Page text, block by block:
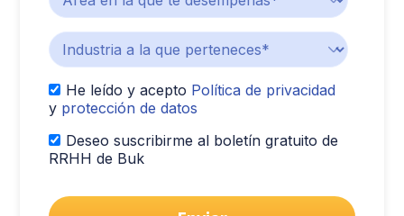
He leído y acepto Política de privacidad
y protección de datos
Deseo suscribirme al boletín gratuito de
RRHH de Buk